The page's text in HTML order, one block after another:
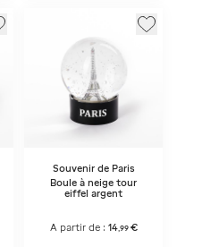
Souvenir de Paris
Boule à neige tour
eiffel argent
A partir de : 14,99 €